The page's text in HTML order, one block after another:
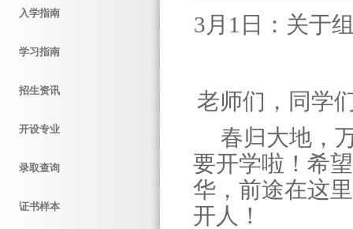
入学指南
学习指南
招生资讯
开设专业
录取查询
证书样本
3月1日：关于
老师们，同学
春归大地，
要开学啦！希
华，前途在这
开人！